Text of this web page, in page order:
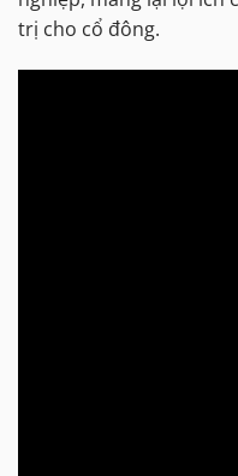
trị cho cổ đông.